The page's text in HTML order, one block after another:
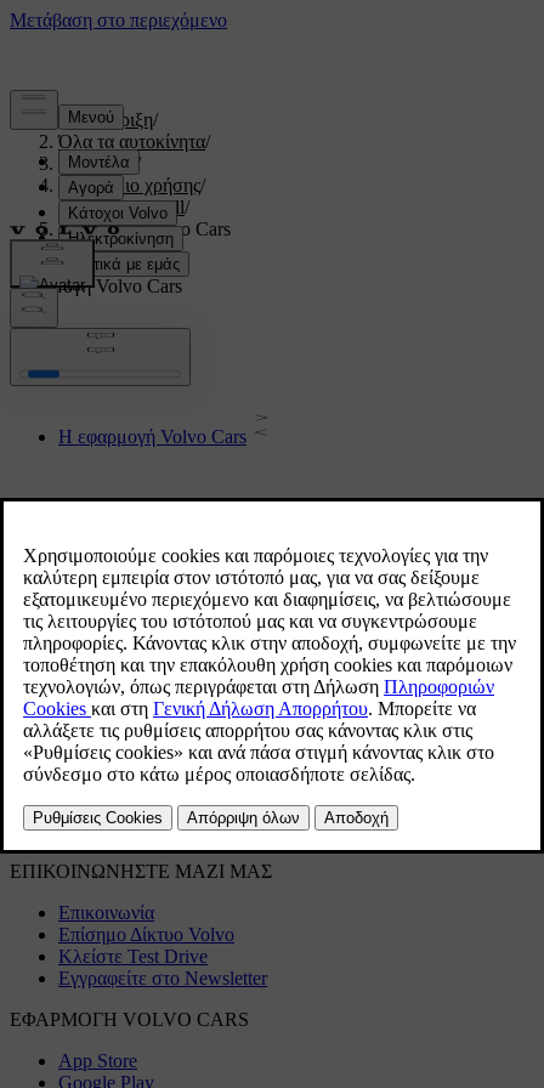
Υποστήριξη/
Όλα τα αυτοκίνητα/
V60 2022 /
Εγχειρίδιο χρήσης/
Volvo On Call/
Εφαρμογή Volvo Cars
Εφαρμογή Volvo Cars
Η εφαρμογή Volvo Cars